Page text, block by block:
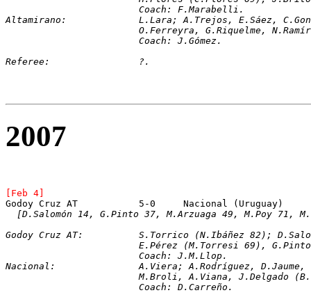
			Coach: F.Marabelli.
Altamirano:		L.Lara; A.Trejos,
O.Ferreyra, G.Riquelme,
			Coach: J.Gómez.
Referee:		?.
2007
[Feb 4]
[D.Salomón 14, G.Pinto 37, M.Arzuaga 49, M.Poy 71,
Godoy Cruz AT: 		S.Torrico
E.Pérez (M.Torresi 69),
			Coach: J.M.Llop.
Nacional: 		A.Viera; A.Rodríguez,
M.Broli, A.Viana, J.Delgado
			Coach: D.Carreño.